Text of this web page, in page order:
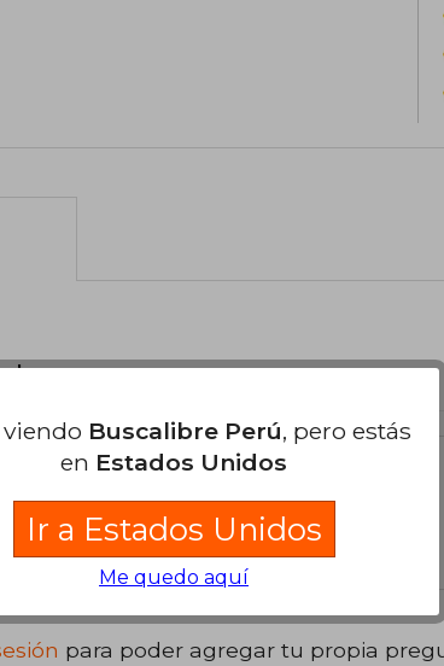
para poder agregar tu propia
viendo Buscalibre Perú, pero estás
en Estados Unidos
Ir a Estados Unidos
Me quedo aquí